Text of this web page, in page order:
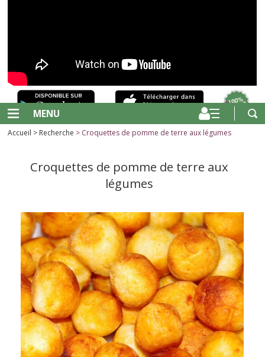
MENU
Accueil > Recherche > Croquettes de pomme de terre aux légumes
Croquettes de pomme de terre aux
légumes